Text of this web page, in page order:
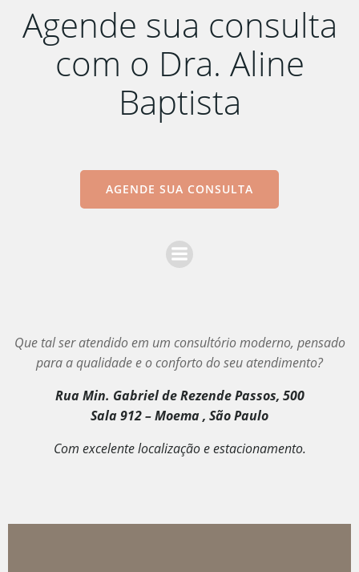
Agende sua consulta
com o Dra. Aline
Baptista
AGENDE SUA CONSULTA
Que tal ser atendido em um consultório moderno, pensado
para a qualidade e o conforto do seu atendimento?
Rua Min. Gabriel de Rezende Passos, 500
Sala 912 – Moema , São Paulo
Com excelente localização e estacionamento.